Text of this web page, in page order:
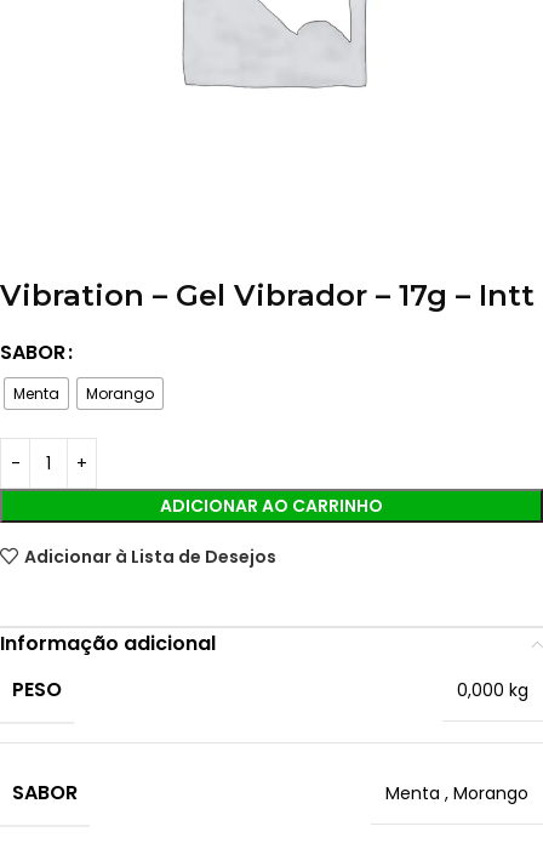
Vibration – Gel Vibrador – 17g – Intt
SABOR
Menta Morango
ADICIONAR AO CARRINHO
Adicionar à Lista de Desejos
Informação adicional
PESO
0,000 kg
SABOR Menta , Morango